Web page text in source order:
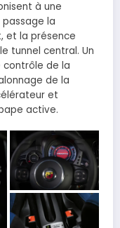
à une
la
et la présence
tunnel central. Un
de la
de la
et
active.